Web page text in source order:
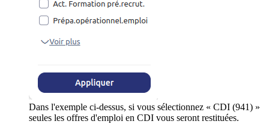
Dans l'exemple ci-dessus, si vous sélectionnez « CDI (941) »
seules les offres d'emploi en CDI vous seront restituées.